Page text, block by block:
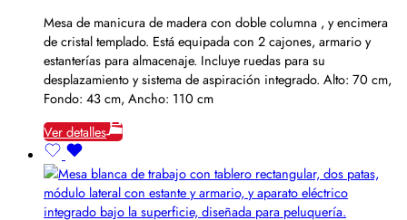
Mesa de manicura de madera con doble columna , y encimera
de cristal templado. Está equipada con 2 cajones, armario y
estanterías para almacenaje. Incluye ruedas para su
desplazamiento y sistema de aspiración integrado. Alto: 70 cm,
Fondo: 43 cm, Ancho: 110 cm
Ver detalles